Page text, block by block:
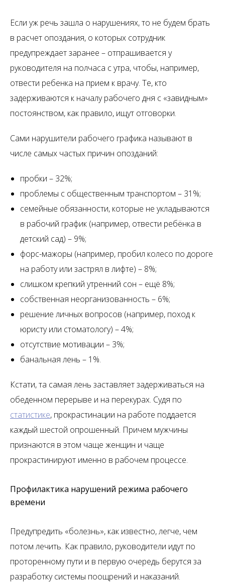
Если уж речь зашла о нарушениях, то не будем брать
в расчет опоздания, о которых сотрудник
предупреждает заранее – отпрашивается у
руководителя на полчаса с утра, чтобы, например,
отвести ребенка на прием к врачу. Те, кто
задерживаются к началу рабочего дня с «завидным»
постоянством, как правило, ищут отговорки.
Сами нарушители рабочего графика называют в
числе самых частых причин опозданий:
пробки – 32%;
проблемы с общественным транспортом – 31%;
семейные обязанности, которые не укладываются
в рабочий график (например, отвести ребёнка в
детский сад) – 9%;
форс-мажоры (например, пробил колесо по дороге
на работу или застрял в лифте) – 8%;
слишком крепкий утренний сон – ещё 8%;
собственная неорганизованность – 6%;
решение личных вопросов (например, поход к
юристу или стоматологу) – 4%;
отсутствие мотивации – 3%;
банальная лень – 1%.
Кстати, та самая лень заставляет задерживаться на
обеденном перерыве и на перекурах. Судя по
статистике, прокрастинации на работе поддается
каждый шестой опрошенный. Причем мужчины
признаются в этом чаще женщин и чаще
прокрастинируют именно в рабочем процессе.
Профилактика нарушений режима рабочего
времени
Предупредить «болезнь», как известно, легче, чем
потом лечить. Как правило, руководители идут по
проторенному пути и в первую очередь берутся за
разработку системы поощрений и наказаний.